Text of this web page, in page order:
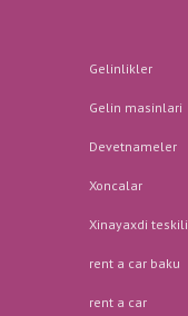
Gelinlikler
Gelin masinlari
Devetnameler
Xoncalar
Xinayaxdi teskili
rent a car baku
rent a car